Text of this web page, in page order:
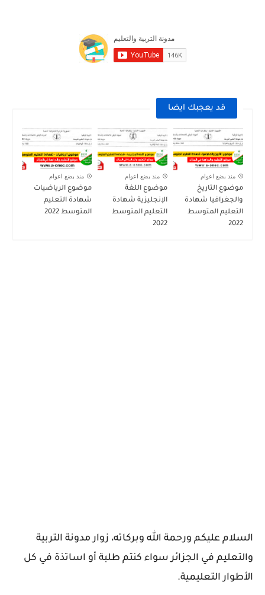
قد يعجبك ايضا
منذ بضع اعوام
موضوع التاريخ
والجغرافيا شهادة
التعليم المتوسط
2022
منذ بضع اعوام
موضوع اللغة
الإنجليزية شهادة
التعليم المتوسط
2022
منذ بضع اعوام
موضوع الرياضيات
شهادة التعليم
المتوسط 2022
السلام عليكم ورحمة الله وبركاته، زوار مدونة التربية
والتعليم في الجزائر سواء كنتم طلبة أو اساتذة في كل
الأطوار التعليمية.